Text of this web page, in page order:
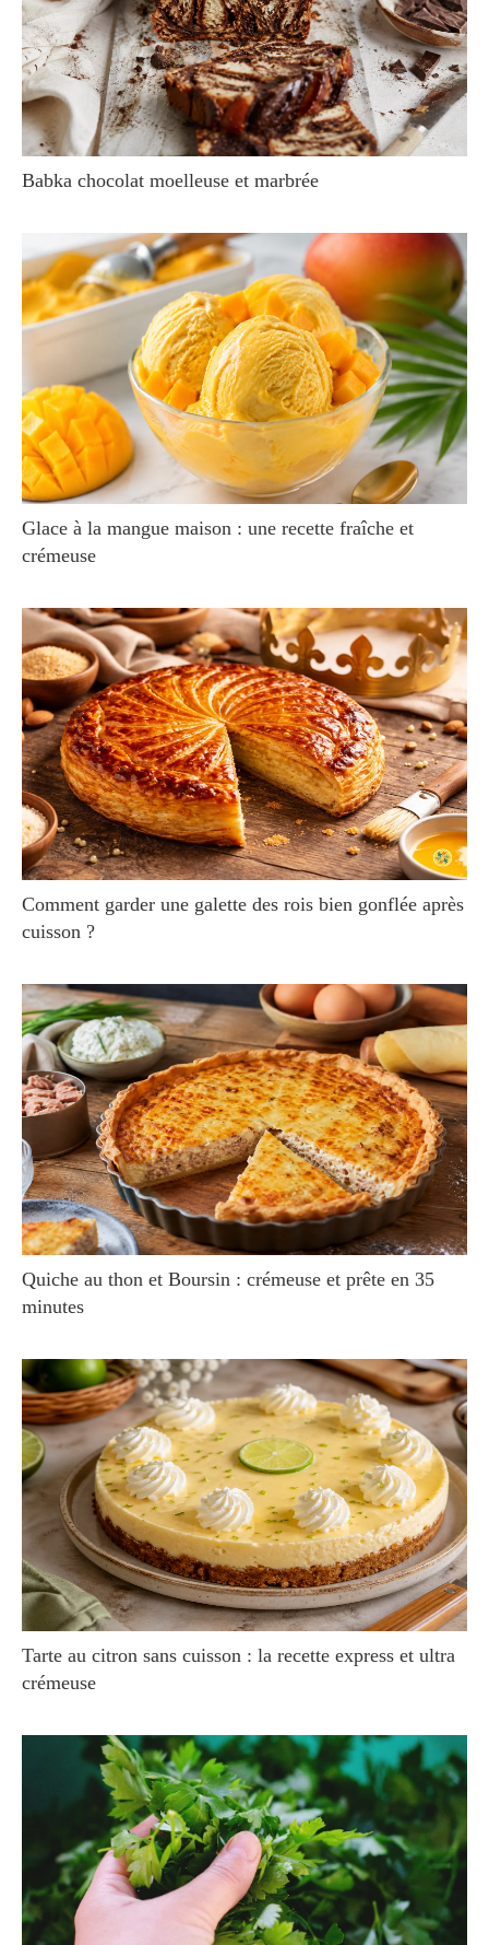
Babka chocolat moelleuse et marbrée
Glace à la mangue maison : une recette fraîche et
crémeuse
Comment garder une galette des rois bien gonflée après
cuisson ?
Quiche au thon et Boursin : crémeuse et prête en 35
minutes
Tarte au citron sans cuisson : la recette express et ultra
crémeuse